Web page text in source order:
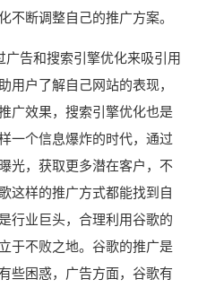
不断调整自己的推广方案。
告和搜索引擎优化来吸引用
用户了解自己网站的表现，
广效果，搜索引擎优化也是
一个信息爆炸的时代，通过
光，获取更多潜在客户，不
这样的推广方式都能找到自
行业巨头，合理利用谷歌的
于不败之地。谷歌的推广是
些困惑，广告方面，谷歌有